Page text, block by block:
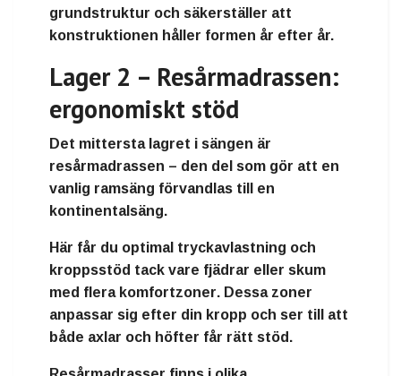
grundstruktur och säkerställer att
konstruktionen håller formen år efter år.
Lager 2 – Resårmadrassen:
ergonomiskt stöd
Det mittersta lagret i sängen är
resårmadrassen – den del som gör att en
vanlig ramsäng förvandlas till en
kontinentalsäng.
Här får du optimal tryckavlastning och
kroppsstöd tack vare fjädrar eller skum
med flera komfortzoner. Dessa zoner
anpassar sig efter din kropp och ser till att
både axlar och höfter får rätt stöd.